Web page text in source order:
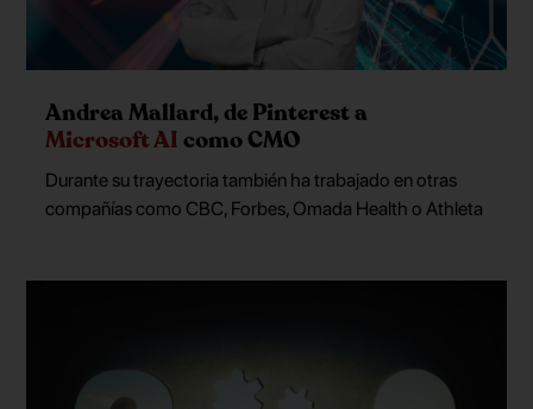
Andrea Mallard, de Pinterest a
Microsoft AIcomo CMO
Durante su trayectoria también ha trabajado en otras
compañías como CBC, Forbes, Omada Health o Athleta